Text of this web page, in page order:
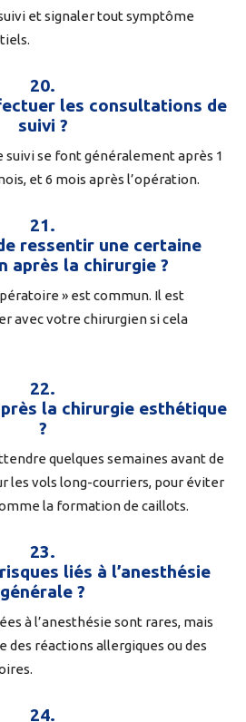
et signaler tout symptôme
20.
les consultations de
suivi ?
suivi se font généralement après 1
et 6 mois après l’opération.
21.
ressentir une certaine
après la chirurgie ?
» est commun. Il est
avec votre chirurgien si cela
22.
la chirurgie esthétique
?
quelques semaines avant de
les vols long-courriers, pour éviter
la formation de caillots.
23.
liés à l’anesthésie
générale ?
à l’anesthésie sont rares, mais
des réactions allergiques ou des
24.